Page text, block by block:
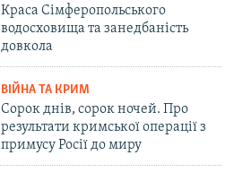
Краса Сімферопольського
водосховища та занедбаність
довкола
ВІЙНА ТА КРИМ
Сорок днів, сорок ночей. Про
результати кримської операції з
примусу Росії до миру